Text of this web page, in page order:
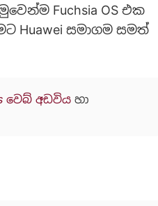
Fuchsia OS එක
Huawei සමාගම සමත්
වෙබ් අඩවිය හා